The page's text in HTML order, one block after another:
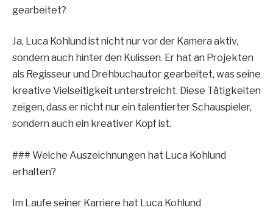
gearbeitet?
Ja, Luca Kohlund ist nicht nur vor der Kamera aktiv,
sondern auch hinter den Kulissen. Er hat an Projekten
als Regisseur und Drehbuchautor gearbeitet, was seine
kreative Vielseitigkeit unterstreicht. Diese Tätigkeiten
zeigen, dass er nicht nur ein talentierter Schauspieler,
sondern auch ein kreativer Kopf ist.
### Welche Auszeichnungen hat Luca Kohlund
erhalten?
Im Laufe seiner Karriere hat Luca Kohlund